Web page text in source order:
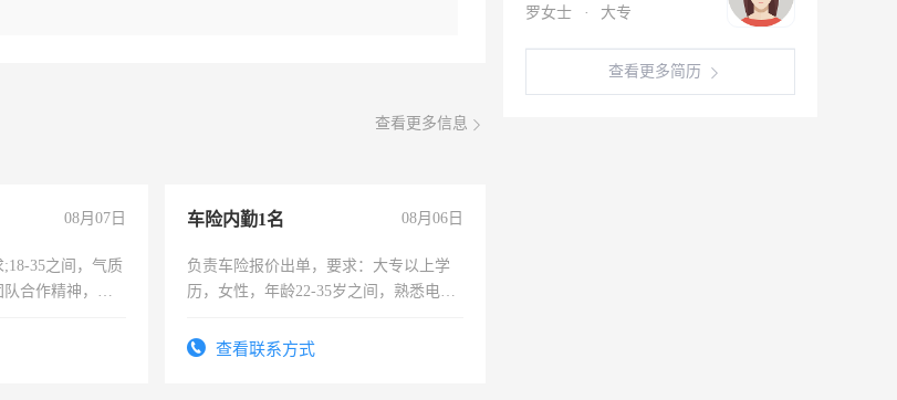
查看更多信息
08月07日
35之间，气质
合作精神，有
车险内勤1名 08月06日
负责车险报价出单，要求：大专以上学
历，女性，年龄22-35岁之间，熟悉电脑
试用期1-3个月，转正后交纳五险，
查看联系方式
罗女士 · 大专
查看更多简历